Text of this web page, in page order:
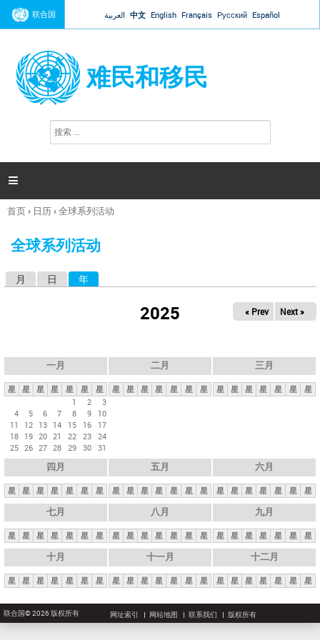
Jump to navigation
联合国 العربية 中文 English Français Русский Español
难民和移民
搜
索

你
这
首页› 日历›全球系列活动
全球系列活动
月 日 年
2025 « Prev Next »
一月
星 星 星 星 星 星
星
1
2
3
4
5 6 7 8 9
10
11
12 13 14 15 16
17
18 19 20 21 22 23 24
25 26 27 28 29 30 31
二月
星 星 星 星 星 星 星
三月
星 星 星 星 星 星 星
四月
星 星 星 星 星 星 星
五月
星 星 星 星 星 星 星
六月
星 星 星 星 星 星 星
七月
星 星 星 星 星 星 星
八月
星 星 星 星 星 星 星
九月
星 星 星 星 星 星 星
十月
星 星 星 星 星 星 星
十一月
星 星 星 星 星 星 星
十二月
星 星 星 星 星 星 星
联合国© 2026 版权所有 网址索引 网站地图 联系我们 版权所有